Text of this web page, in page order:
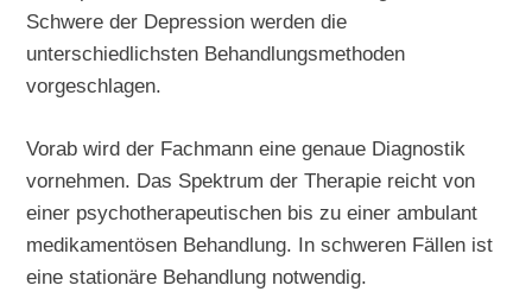
Schwere der Depression werden die
unterschiedlichsten Behandlungsmethoden
vorgeschlagen.
Vorab wird der Fachmann eine genaue Diagnostik
vornehmen. Das Spektrum der Therapie reicht von
einer psychotherapeutischen bis zu einer ambulant
medikamentösen Behandlung. In schweren Fällen ist
eine stationäre Behandlung notwendig.